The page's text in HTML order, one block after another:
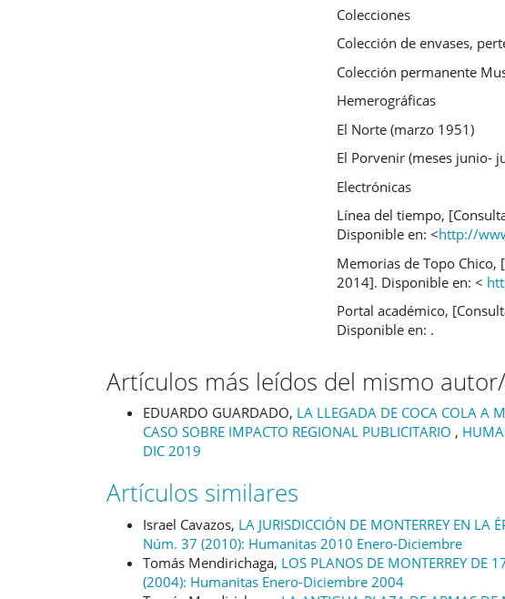
Colecciones
Colección de envases,
Colección permanente
Hemerográficas
El Norte (marzo 1951)
El Porvenir (meses junio-
Electrónicas
Línea del tiempo,
Disponible en: <http://
Memorias de Topo Chico,
2014]. Disponible en: <
Portal académico,
Disponible en: .
Artículos más leídos del mismo
EDUARDO GUARDADO, LA LLEGADA DE COCA COLA A
CASO SOBRE IMPACTO REGIONAL PUBLICITARIO ,
DIC 2019
Artículos similares
Israel Cavazos, LA JURISDICCIÓN DE MONTERREY EN LA
Núm. 37 (2010): Humanitas 2010 Enero-Diciembre
Tomás Mendirichaga, LOS PLANOS DE MONTERREY DE
(2004): Humanitas Enero-Diciembre 2004